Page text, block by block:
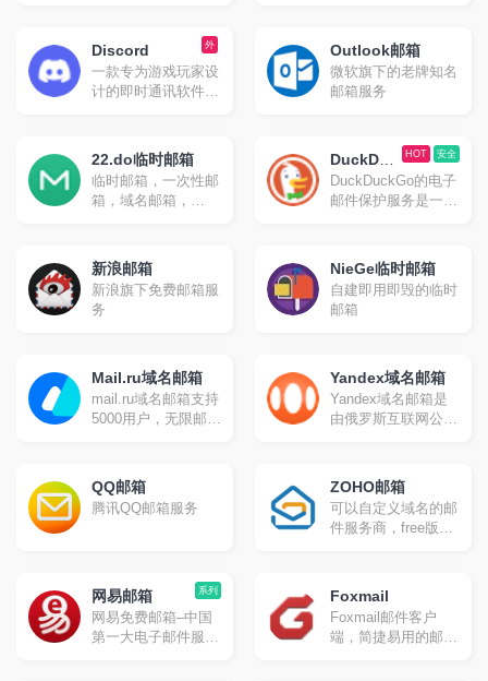
等多种平台客户端；
同时官方开放应用程
序接口，因此拥有许
东、东南亚等地区渗
透率极高。最新数据
显示，WhatsApp目
前用户量已达到22.4
外
Discord
一款专为游戏玩家设
计的即时通讯软件，
社区。它最初起源于
游戏语音和即时消息
（IM）工具服务，并
逐渐发展成为一个综
Outlook邮箱
微软旗下的老牌知名
邮箱服务
22.do临时邮箱
临时邮箱，一次性邮
箱，域名邮箱，
安全
HOT
DuckDuc
kGo
Email
DuckDuckGo的电子
邮件保护服务是一种
务。
新浪邮箱
新浪旗下免费邮箱服
务
NieGe临时邮箱
自建即用即毁的临时
邮箱
Mail.ru域名邮箱
mail.ru域名邮箱支持
5000用户，无限邮箱
Yandex域名邮箱
Yandex域名邮箱是
由俄罗斯互联网公司
SMTP/POP3/IMAP
QQ邮箱
腾讯QQ邮箱服务
ZOHO邮箱
可以自定义域名的邮
件服务商，free版不
系列
网易邮箱
网易免费邮箱–中国
第一大电子邮件服务
Foxmail
Foxmail邮件客户
端，简捷易用的邮件